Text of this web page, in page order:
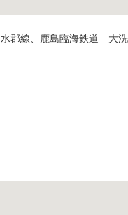
線、鹿島臨海鉄道 大洗